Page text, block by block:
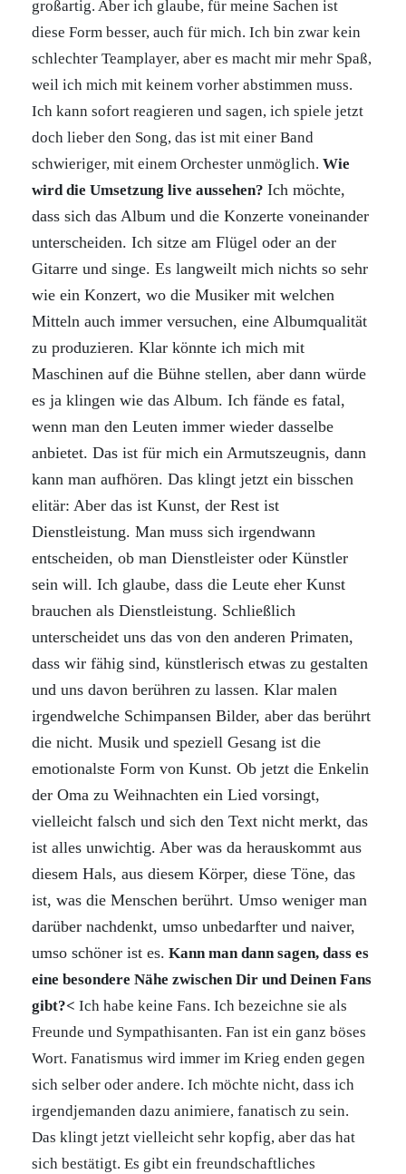
großartig. Aber ich glaube, für meine Sachen ist
diese Form besser, auch für mich. Ich bin zwar kein
schlechter Teamplayer, aber es macht mir mehr Spaß,
weil ich mich mit keinem vorher abstimmen muss.
Ich kann sofort reagieren und sagen, ich spiele jetzt
doch lieber den Song, das ist mit einer Band
schwieriger, mit einem Orchester unmöglich. Wie
wird die Umsetzung live aussehen? Ich möchte,
dass sich das Album und die Konzerte voneinander
unterscheiden. Ich sitze am Flügel oder an der
Gitarre und singe. Es langweilt mich nichts so sehr
wie ein Konzert, wo die Musiker mit welchen
Mitteln auch immer versuchen, eine Albumqualität
zu produzieren. Klar könnte ich mich mit
Maschinen auf die Bühne stellen, aber dann würde
es ja klingen wie das Album. Ich fände es fatal,
wenn man den Leuten immer wieder dasselbe
anbietet. Das ist für mich ein Armutszeugnis, dann
kann man aufhören. Das klingt jetzt ein bisschen
elitär: Aber das ist Kunst, der Rest ist
Dienstleistung. Man muss sich irgendwann
entscheiden, ob man Dienstleister oder Künstler
sein will. Ich glaube, dass die Leute eher Kunst
brauchen als Dienstleistung. Schließlich
unterscheidet uns das von den anderen Primaten,
dass wir fähig sind, künstlerisch etwas zu gestalten
und uns davon berühren zu lassen. Klar malen
irgendwelche Schimpansen Bilder, aber das berührt
die nicht. Musik und speziell Gesang ist die
emotionalste Form von Kunst. Ob jetzt die Enkelin
der Oma zu Weihnachten ein Lied vorsingt,
vielleicht falsch und sich den Text nicht merkt, das
ist alles unwichtig. Aber was da herauskommt aus
diesem Hals, aus diesem Körper, diese Töne, das
ist, was die Menschen berührt. Umso weniger man
darüber nachdenkt, umso unbedarfter und naiver,
umso schöner ist es. Kann man dann sagen, dass es
eine besondere Nähe zwischen Dir und Deinen Fans
gibt?< Ich habe keine Fans. Ich bezeichne sie als
Freunde und Sympathisanten. Fan ist ein ganz böses
Wort. Fanatismus wird immer im Krieg enden gegen
sich selber oder andere. Ich möchte nicht, dass ich
irgendjemanden dazu animiere, fanatisch zu sein.
Das klingt jetzt vielleicht sehr kopfig, aber das hat
sich bestätigt. Es gibt ein freundschaftliches